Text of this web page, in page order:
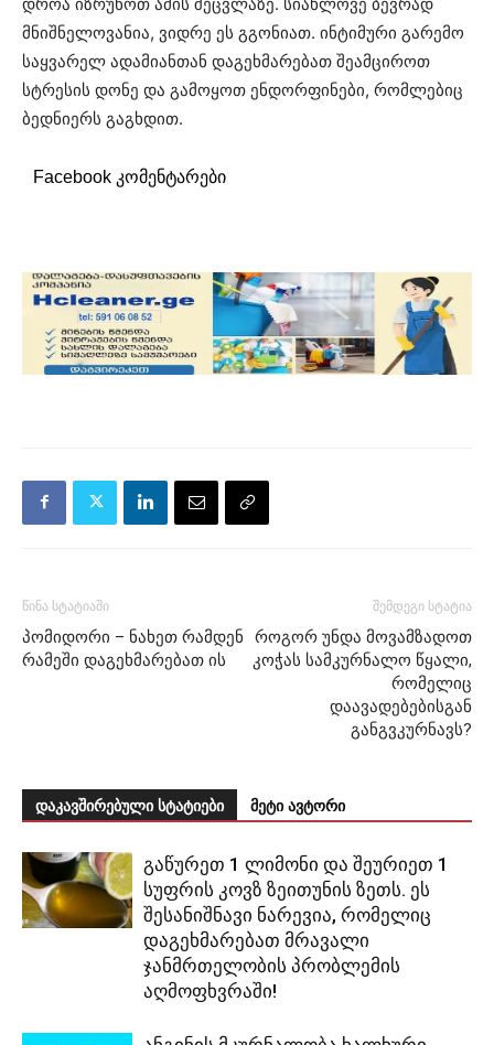
მნიშნელოვანია, ვიდრე ეს გგონიათ. ინტიმური გარემო
საყვარელ ადამიანთან დაგეხმარებათ შეამციროთ
სტრესის დონე და გამოყოთ ენდორფინები, რომლებიც
ბედნიერს გაგხდით.
Facebook კომენტარები
წინა სტატიაში
პომიდორი – ნახეთ რამდენ
რამეში დაგეხმარებათ ის
შემდეგი სტატია
როგორ უნდა მოვამზადოთ
კოჭას სამკურნალო წყალი,
რომელიც
დაავადებებისგან
განგვკურნავს?
დაკავშირებული სტატიები მეტი ავტორი
გაწურეთ 1 ლიმონი და შეურიეთ 1
სუფრის კოვზ ზეითუნის ზეთს. ეს
შესანიშნავი ნარევია, რომელიც
დაგეხმარებათ მრავალი
ჯანმრთელობის პრობლემის
აღმოფხვრაში!